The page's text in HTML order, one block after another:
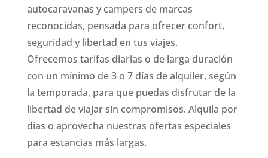
autocaravanas y campers de marcas
reconocidas, pensada para ofrecer confort,
seguridad y libertad en tus viajes.
Ofrecemos tarifas diarias o de larga duración
con un mínimo de 3 o 7 días de alquiler, según
la temporada, para que puedas disfrutar de la
libertad de viajar sin compromisos. Alquila por
días o aprovecha nuestras ofertas especiales
para estancias más largas.